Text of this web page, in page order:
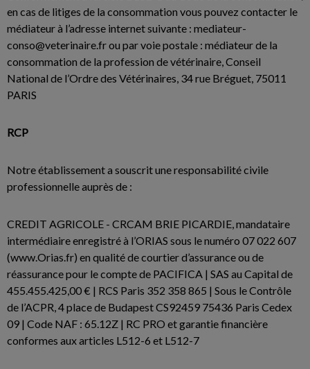
en cas de litiges de la consommation vous pouvez contacter le
médiateur à l’adresse internet suivante : mediateur-
conso@veterinaire.fr ou par voie postale : médiateur de la
consommation de la profession de vétérinaire, Conseil
National de l’Ordre des Vétérinaires, 34 rue Bréguet, 75011
PARIS
RCP
Notre établissement a souscrit une responsabilité civile
professionnelle auprès de :
CREDIT AGRICOLE - CRCAM BRIE PICARDIE, mandataire
intermédiaire enregistré à l’ORIAS sous le numéro 07 022 607
(www.Orias.fr) en qualité de courtier d’assurance ou de
réassurance pour le compte de PACIFICA | SAS au Capital de
455.455.425,00 € | RCS Paris 352 358 865 | Sous le Contrôle
de l’ACPR, 4 place de Budapest CS92459 75436 Paris Cedex
09 | Code NAF : 65.12Z | RC PRO et garantie financière
conformes aux articles L512-6 et L512-7